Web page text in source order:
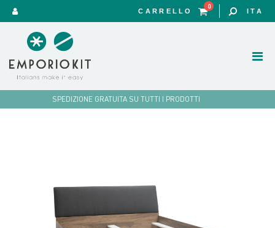
SPEDIZIONE GRATUITA SU TUTTI I PRODOTTI
CARRELLO
0
ITA